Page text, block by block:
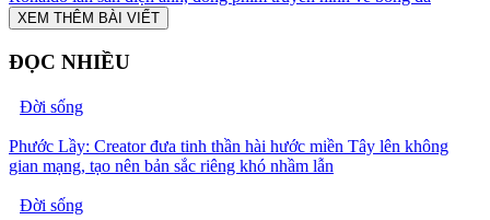
XEM THÊM BÀI VIẾT
ĐỌC NHIỀU
Đời sống
Phước Lầy: Creator đưa tinh thần hài hước miền Tây lên không
gian mạng, tạo nên bản sắc riêng khó nhầm lẫn
Đời sống